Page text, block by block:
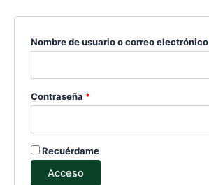
Nombre de usuario o correo electrónico
Contraseña *
Recuérdame
Acceso